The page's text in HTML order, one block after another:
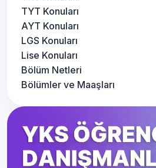
TYT Konuları
AYT Konuları
LGS Konuları
Lise Konuları
Bölüm Netleri
Bölümler ve Maaşları